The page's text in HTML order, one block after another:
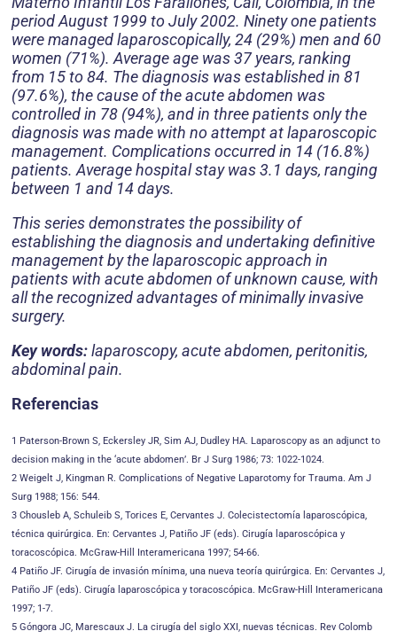
period August 1999 to July 2002. Ninety one patients
were managed laparoscopically, 24 (29%) men and 60
women (71%). Average age was 37 years, ranking
from 15 to 84. The diagnosis was established in 81
(97.6%), the cause of the acute abdomen was
controlled in 78 (94%), and in three patients only the
diagnosis was made with no attempt at laparoscopic
management. Complications occurred in 14 (16.8%)
patients. Average hospital stay was 3.1 days, ranging
between 1 and 14 days.
This series demonstrates the possibility of
establishing the diagnosis and undertaking definitive
management by the laparoscopic approach in
patients with acute abdomen of unknown cause, with
all the recognized advantages of minimally invasive
surgery.
Key words:laparoscopy, acute abdomen, peritonitis,
abdominal pain.
Referencias
1 Paterson-Brown S, Eckersley JR, Sim AJ, Dudley HA. Laparoscopy as an adjunct to
decision making in the ‘acute abdomen’. Br J Surg 1986; 73: 1022-1024.
2 Weigelt J, Kingman R. Complications of Negative Laparotomy for Trauma. Am J
Surg 1988; 156: 544.
3 Chousleb A, Schuleib S, Torices E, Cervantes J. Colecistectomía laparoscópica,
técnica quirúrgica. En: Cervantes J, Patiño JF (eds). Cirugía laparoscópica y
toracoscópica. McGraw-Hill Interamericana 1997; 54-66.
4 Patiño JF. Cirugía de invasión mínima, una nueva teoría quirúrgica. En: Cervantes J,
Patiño JF (eds). Cirugía laparoscópica y toracoscópica. McGraw-Hill Interamericana
1997; 1-7.
5 Góngora JC, Marescaux J. La cirugía del siglo XXI, nuevas técnicas. Rev Colomb